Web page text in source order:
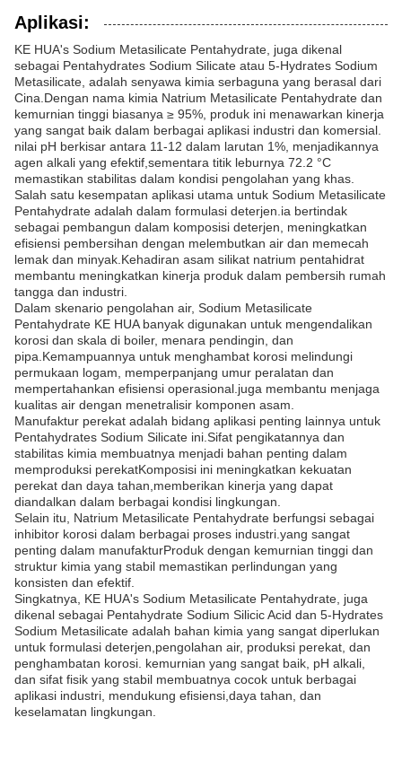
Aplikasi:
KE HUA's Sodium Metasilicate Pentahydrate, juga dikenal
sebagai Pentahydrates Sodium Silicate atau 5-Hydrates Sodium
Metasilicate, adalah senyawa kimia serbaguna yang berasal dari
Cina.Dengan nama kimia Natrium Metasilicate Pentahydrate dan
kemurnian tinggi biasanya ≥ 95%, produk ini menawarkan kinerja
yang sangat baik dalam berbagai aplikasi industri dan komersial.
nilai pH berkisar antara 11-12 dalam larutan 1%, menjadikannya
agen alkali yang efektif,sementara titik leburnya 72.2 °C
memastikan stabilitas dalam kondisi pengolahan yang khas.
Salah satu kesempatan aplikasi utama untuk Sodium Metasilicate
Pentahydrate adalah dalam formulasi deterjen.ia bertindak
sebagai pembangun dalam komposisi deterjen, meningkatkan
efisiensi pembersihan dengan melembutkan air dan memecah
lemak dan minyak.Kehadiran asam silikat natrium pentahidrat
membantu meningkatkan kinerja produk dalam pembersih rumah
tangga dan industri.
Dalam skenario pengolahan air, Sodium Metasilicate
Pentahydrate KE HUA banyak digunakan untuk mengendalikan
korosi dan skala di boiler, menara pendingin, dan
pipa.Kemampuannya untuk menghambat korosi melindungi
permukaan logam, memperpanjang umur peralatan dan
mempertahankan efisiensi operasional.juga membantu menjaga
kualitas air dengan menetralisir komponen asam.
Manufaktur perekat adalah bidang aplikasi penting lainnya untuk
Pentahydrates Sodium Silicate ini.Sifat pengikatannya dan
stabilitas kimia membuatnya menjadi bahan penting dalam
memproduksi perekatKomposisi ini meningkatkan kekuatan
perekat dan daya tahan,memberikan kinerja yang dapat
diandalkan dalam berbagai kondisi lingkungan.
Selain itu, Natrium Metasilicate Pentahydrate berfungsi sebagai
inhibitor korosi dalam berbagai proses industri.yang sangat
penting dalam manufakturProduk dengan kemurnian tinggi dan
struktur kimia yang stabil memastikan perlindungan yang
konsisten dan efektif.
Singkatnya, KE HUA's Sodium Metasilicate Pentahydrate, juga
dikenal sebagai Pentahydrate Sodium Silicic Acid dan 5-Hydrates
Sodium Metasilicate adalah bahan kimia yang sangat diperlukan
untuk formulasi deterjen,pengolahan air, produksi perekat, dan
penghambatan korosi. kemurnian yang sangat baik, pH alkali,
dan sifat fisik yang stabil membuatnya cocok untuk berbagai
aplikasi industri, mendukung efisiensi,daya tahan, dan
keselamatan lingkungan.